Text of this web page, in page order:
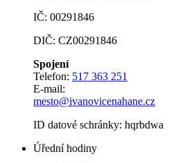
IČ: 00291846
DIČ: CZ00291846
Spojení
Telefon: 517 363 251
E-mail:
mesto@ivanovicenahane.cz
ID datové schránky: hqrbdwa
Úřední hodiny